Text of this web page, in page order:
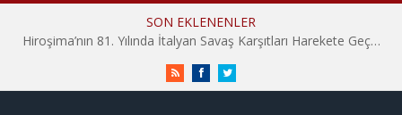
SON EKLENENLER
Hiroşima’nın 81. Yılında İtalyan Savaş Karşıtları Harekete Geçti: “Hatırlamak yeterli değil”
RSS FacebookTwitter